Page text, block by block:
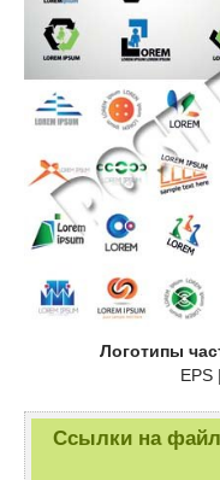
Логотипы
EPS
Ссылки на